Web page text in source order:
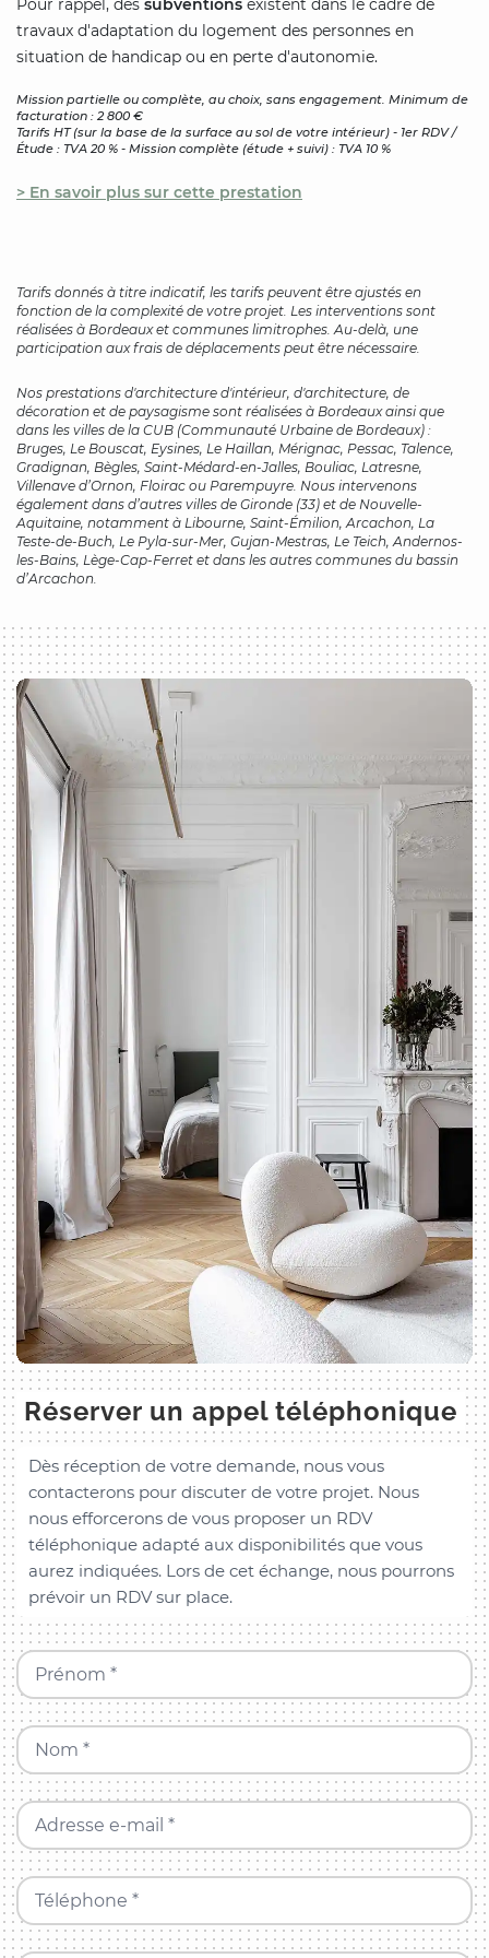
Pour rappel, des subventions existent dans le cadre de
travaux d'adaptation du logement des personnes en
situation de handicap ou en perte d'autonomie.
Mission partielle ou complète, au choix, sans engagement. Minimum de
facturation : 2 800 €
Tarifs HT (sur la base de la surface au sol de votre intérieur) - 1er RDV /
Étude : TVA 20 % - Mission complète (étude + suivi) : TVA 10 %
> En savoir plus sur cette prestation
Tarifs donnés à titre indicatif, les tarifs peuvent être ajustés en
fonction de la complexité de votre projet. Les interventions sont
réalisées à Bordeaux et communes limitrophes. Au-delà, une
participation aux frais de déplacements peut être nécessaire.
Nos prestations d'architecture d'intérieur, d'architecture, de
décoration et de paysagisme sont réalisées à Bordeaux ainsi que
dans les villes de la CUB (Communauté Urbaine de Bordeaux) :
Bruges, Le Bouscat, Eysines, Le Haillan, Mérignac, Pessac, Talence,
Gradignan, Bègles, Saint-Médard-en-Jalles, Bouliac, Latresne,
Villenave d’Ornon, Floirac ou Parempuyre. Nous intervenons
également dans d’autres villes de Gironde (33) et de Nouvelle-
Aquitaine, notamment à Libourne, Saint-Émilion, Arcachon, La
Teste-de-Buch, Le Pyla-sur-Mer, Gujan-Mestras, Le Teich, Andernos-
les-Bains, Lège-Cap-Ferret et dans les autres communes du bassin
d’Arcachon.
Réserver un appel téléphonique
Dès réception de votre demande, nous vous
contacterons pour discuter de votre projet. Nous
nous efforcerons de vous proposer un RDV
téléphonique adapté aux disponibilités que vous
aurez indiquées. Lors de cet échange, nous pourrons
prévoir un RDV sur place.
Prénom *
Nom *
Adresse e-mail *
Téléphone *